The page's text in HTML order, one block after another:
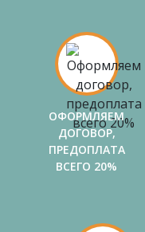
ОФОРМЛЯЕМ
ДОГОВОР,
ПРЕДОПЛАТА
ВСЕГО 20%